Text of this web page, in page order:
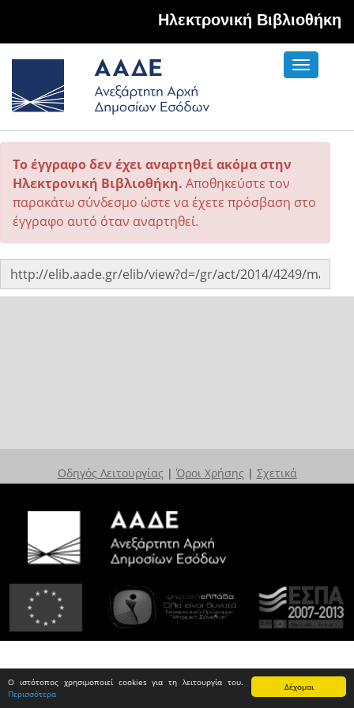
Δέχομαι
Ο ιστότοπος χρησιμοποιεί cookies για τη λειτουργία του.
Περισσότερα
Hλεκτρονική Βιβλιοθήκη
Toggle
Το έγγραφο δεν έχει αναρτηθεί ακόμα στην
Ηλεκτρονική Βιβλιοθήκη. Αποθηκεύστε τον
παρακάτω σύνδεσμο ώστε να έχετε πρόσβαση στο
έγγραφο αυτό όταν αναρτηθεί.
Οδηγός Λειτουργίας | Όροι Χρήσης | Σχετικά